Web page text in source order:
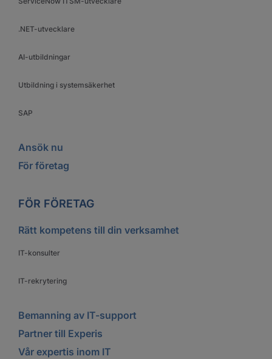
.NET-utvecklare
AI-utbildningar
Utbildning i systemsäkerhet
SAP
Ansök nu
För företag
FÖR FÖRETAG
Rätt kompetens till din verksamhet
IT-konsulter
IT-rekrytering
Bemanning av IT-support
Partner till Experis
Vår expertis inom IT